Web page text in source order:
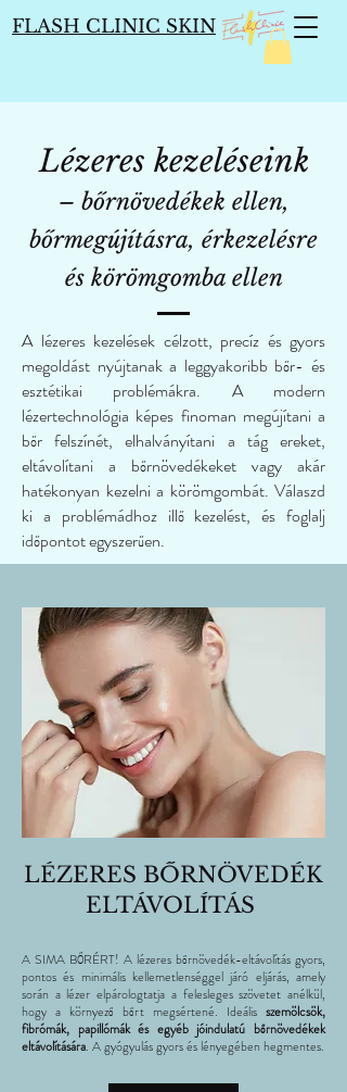
FLASH CLINIC SKIN
Lézeres kezeléseink
– bőrnövedékek ellen,
bőrmegújításra, érkezelésre
és körömgomba ellen
A lézeres kezelések célzott, precíz és gyors
megoldást nyújtanak a leggyakoribb bőr- és
esztétikai problémákra. A modern
lézertechnológia képes finoman megújítani a
bőr felszínét, elhalványítani a tág ereket,
eltávolítani a bőrnövedékeket vagy akár
hatékonyan kezelni a körömgombát. Válaszd
ki a problémádhoz illő kezelést, és foglalj
időpontot egyszerűen.
LÉZERES BŐRNÖVEDÉK
ELTÁVOLÍTÁS
A SIMA BŐRÉRT! A lézeres bőrnövedék-eltávolítás gyors,
pontos és minimális kellemetlenséggel járó eljárás, amely
során a lézer elpárologtatja a felesleges szövetet anélkül,
hogy a környező bőrt megsértené. Ideális szemölcsök,
fibrómák, papillómák és egyéb jóindulatú bőrnövedékek
eltávolítására. A gyógyulás gyors és lényegében hegmentes.